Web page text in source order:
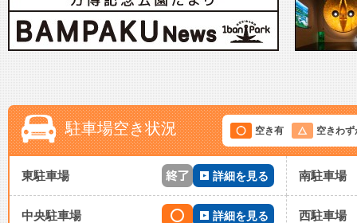
駐車場空き状況 空き有 空きわず
東駐車場 詳細を見る 南駐車場
中央駐車場 詳細を見る 西駐車場